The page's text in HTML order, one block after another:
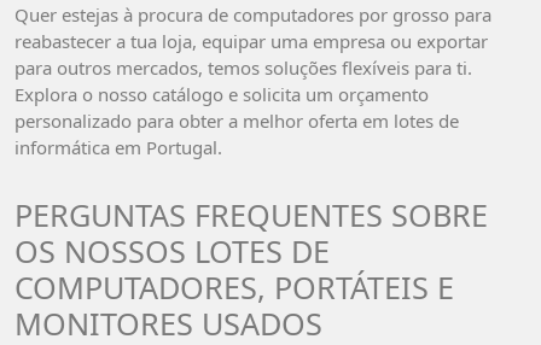
Quer estejas à procura de computadores por grosso para
reabastecer a tua loja, equipar uma empresa ou exportar
para outros mercados, temos soluções flexíveis para ti.
Explora o nosso catálogo e solicita um orçamento
personalizado para obter a melhor oferta em lotes de
informática em Portugal.
PERGUNTAS FREQUENTES SOBRE
OS NOSSOS LOTES DE
COMPUTADORES, PORTÁTEIS E
MONITORES USADOS